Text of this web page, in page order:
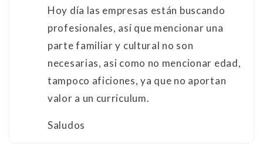
Hoy día las empresas están buscando
profesionales, así que mencionar una
parte familiar y cultural no son
necesarias, asi como no mencionar edad,
tampoco aficiones, ya que no aportan
valor a un curriculum.
Saludos